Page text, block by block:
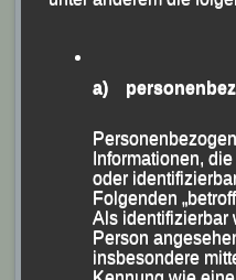
Torsten Weinert den
Passau Elisabeth Wolf,
und Dr. Achim Spechter,
teilnahmen, sowie den
Stadtrat Siegfried
begrüßen konnte, ging
Rückblich auf das
Selbstverständnis der
a)
Informationen,
oder
Folgenden
Als identifizierbar
Person
insbesondere